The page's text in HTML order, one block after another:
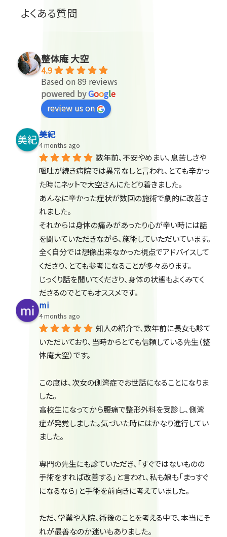
よくある質問
整体庵 大空
4.9
Based on 89 reviews
powered byGoogle
review us on
美紀
4 months ago
数年前、不安やめまい、息苦しさや
嘔吐が続き病院では異常なしと言われ、とても辛かっ
た時にネットで大空さんにたどり着きました。
あんなに辛かった症状が数回の施術で劇的に改善さ
れました。
それからは身体の痛みがあったり心が辛い時には話
を聞いていただきながら、施術していただいています。
全く自分では想像出来なかった視点でアドバイスして
くださり、とても参考になることが多々あります。
じっくり話を聞いてくださり、身体の状態もよくみてく
ださるのでとてもオススメです。
mi
4 months ago
知人の紹介で、数年前に長女も診て
いただいており、当時からとても信頼している先生（整
体庵大空）です。
この度は、次女の側湾症でお世話になることになりま
した。
高校生になってから腰痛で整形外科を受診し、側湾
症が発覚しました。気づいた時にはかなり進行してい
ました。
専門の先生にも診ていただき、「すぐではないものの
手術をすれば改善する」と言われ、私も娘も「まっすぐ
になるなら」と手術を前向きに考えていました。
ただ、学業や入院、術後のことを考える中で、本当にそ
れが最善なのか迷いもありました。